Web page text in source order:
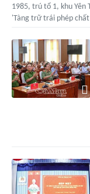
1985, trú tổ 1, khu Yên
'Tàng trữ trái phép